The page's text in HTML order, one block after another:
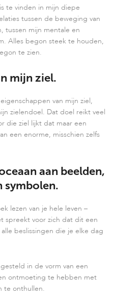
te vinden in mijn diepe
tussen de beweging van
tussen mijn mentale en
Alles begon steek te houden,
te zien.
mijn ziel.
van mijn ziel,
zielendoel. Dat doel reikt veel
die ziel lijkt dat maar een
een enorme, misschien zelfs
aan beelden,
symbolen.
lezen van je hele leven –
spreekt voor zich dat dit een
beslissingen die je elke dag
in de vorm van een
ontmoeting te hebben met
te onthullen.